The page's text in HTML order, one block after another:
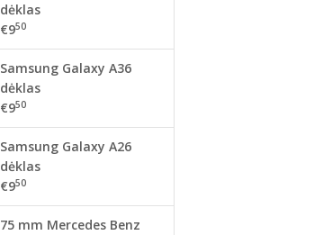
dėklas
€950
Samsung Galaxy A36
dėklas
€950
Samsung Galaxy A26
dėklas
€950
75 mm Mercedes Benz